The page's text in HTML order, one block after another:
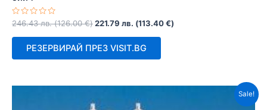
Оценено
0
246.43лв. (126.00€)221.79 лв. (113.40€)
РЕЗЕРВИРАЙ ПРЕЗ VISIT.BG
Sale!